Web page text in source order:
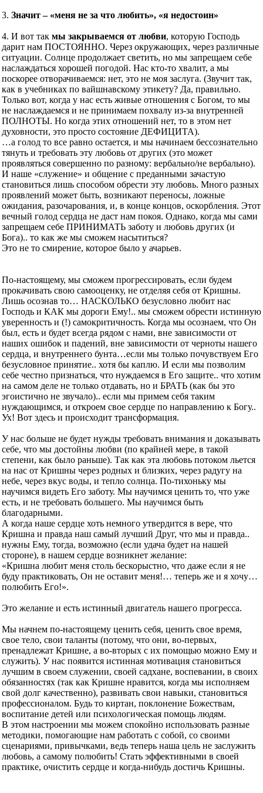
3. Значит – «меня не за что любить», «я недостоин»
4. И вот так мы закрываемся от любви, которую Господь
дарит нам ПОСТОЯННО. Через окружающих, через различные
ситуации. Солнце продолжает светить, но мы запрещаем себе
наслаждаться хорошей погодой. Нас кто-то хвалит, а мы
поскорее отворачиваемся: нет, это не моя заслуга. (Звучит так,
как в учебниках по вайшнавскому этикету? Да, правильно.
Только вот, когда у нас есть живые отношения с Богом, то мы
не наслаждаемся и не принимаем похвалу из-за внутренней
ПОЛНОТЫ. Но когда этих отношений нет, то в этом нет
духовности, это просто состояние ДЕФИЦИТА).
…а голод то все равно остается, и мы начинаем бессознательно
тянуть и требовать эту любовь от других (это может
проявляться совершенно по разному: вербально/не вербально).
И наше «служение» и общение с преданными зачастую
становиться лишь способом обрести эту любовь. Много разных
проявлений может быть, возникают переносы, ложные
ожидания, разочарования, и, в конце концов, оскорбления. Этот
вечный голод сердца не даст нам покоя. Однако, когда мы сами
запрещаем себе ПРИНИМАТЬ заботу и любовь других (и
Бога).. то как же мы сможем насытиться?
Это не то смирение, которое было у ачарьев.
По-настоящему, мы сможем прогрессировать, если будем
прокачивать свою самооценку, не отделяя себя от Кришны.
Лишь осознав то… НАСКОЛЬКО безусловно любит нас
Господь и КАК мы дороги Ему!.. мы сможем обрести истинную
уверенность и (!) самокритичность. Когда мы осознаем, что Он
был, есть и будет всегда рядом с нами, вне зависимости от
наших ошибок и падений, вне зависимости от черноты нашего
сердца, и внутреннего бунта…если мы только почувствуем Его
безусловное принятие.. хотя бы каплю. И если мы позволим
себе честно признаться, что нуждаемся в Его защите.. что хотим
на самом деле не только отдавать, но и БРАТЬ (как бы это
эгоистично не звучало).. если мы примем себя таким
нуждающимся, и откроем свое сердце по направлению к Богу..
Ух! Вот здесь и происходит трансформация.
У нас больше не будет нужды требовать внимания и доказывать
себе, что мы достойны любви (по крайней мере, в такой
степени, как было раньше). Так как эта любовь потоком льется
на нас от Кришны через родных и близких, через радугу на
небе, через вкус воды, и тепло солнца. По-тихоньку мы
научимся видеть Его заботу. Мы научимся ценить то, что уже
есть, и не требовать большего. Мы научимся быть
благодарными.
А когда наше сердце хоть немного утвердится в вере, что
Кришна и правда наш самый лучший Друг, что мы и правда..
нужны Ему, тогда, возможно (если удача будет на нашей
стороне), в нашем сердце возникнет желание:
«Кришна любит меня столь бескорыстно, что даже если я не
буду практиковать, Он не оставит меня!… теперь же и я хочу…
полюбить Его!».
Это желание и есть истинный двигатель нашего прогресса.
Мы начнем по-настоящему ценить себя, ценить свое время,
свое тело, свои таланты (потому, что они, во-первых,
пренадлежат Кришне, а во-вторых с их помощью можно Ему и
служить). У нас появится истинная мотивация становиться
лучшим в своем служении, своей садхане, воспевании, в своих
обязанностях (так как Кришне нравится, когда мы исполняем
свой долг качественно), развивать свои навыки, становиться
профессионалом. Будь то киртан, поклонение Божествам,
воспитание детей или психологическая помощь людям.
В этом настроении мы можем спокойно использовать разные
методики, помогающие нам работать с собой, со своими
сценариями, привычками, ведь теперь наша цель не заслужить
любовь, а самому полюбить! Стать эффективными в своей
практике, очистить сердце и когда-нибудь достичь Кришны.